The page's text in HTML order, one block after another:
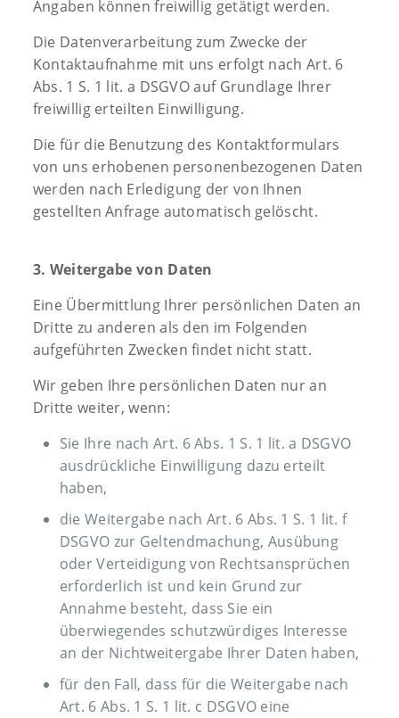
Angaben können freiwillig getätigt werden.
Die Datenverarbeitung zum Zwecke der
Kontaktaufnahme mit uns erfolgt nach Art. 6
Abs. 1 S. 1 lit. a DSGVO auf Grundlage Ihrer
freiwillig erteilten Einwilligung.
Die für die Benutzung des Kontaktformulars
von uns erhobenen personenbezogenen Daten
werden nach Erledigung der von Ihnen
gestellten Anfrage automatisch gelöscht.
3. Weitergabe von Daten
Eine Übermittlung Ihrer persönlichen Daten an
Dritte zu anderen als den im Folgenden
aufgeführten Zwecken findet nicht statt.
Wir geben Ihre persönlichen Daten nur an
Dritte weiter, wenn:
Sie Ihre nach Art. 6 Abs. 1 S. 1 lit. a DSGVO
ausdrückliche Einwilligung dazu erteilt
haben,
die Weitergabe nach Art. 6 Abs. 1 S. 1 lit. f
DSGVO zur Geltendmachung, Ausübung
oder Verteidigung von Rechtsansprüchen
erforderlich ist und kein Grund zur
Annahme besteht, dass Sie ein
überwiegendes schutzwürdiges Interesse
an der Nichtweitergabe Ihrer Daten haben,
für den Fall, dass für die Weitergabe nach
Art. 6 Abs. 1 S. 1 lit. c DSGVO eine